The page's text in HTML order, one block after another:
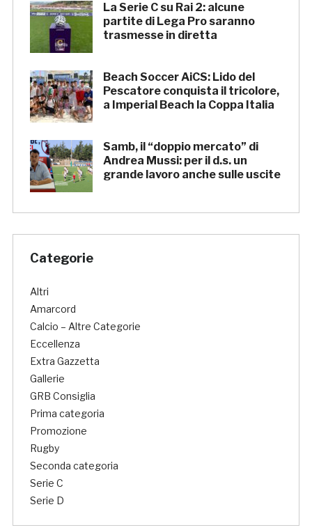
La Serie C su Rai 2: alcune
partite di Lega Pro saranno
trasmesse in diretta
Beach Soccer AiCS: Lido del
Pescatore conquista il tricolore,
a Imperial Beach la Coppa Italia
Samb, il “doppio mercato” di
Andrea Mussi: per il d.s. un
grande lavoro anche sulle uscite
Categorie
Altri
Amarcord
Calcio – Altre Categorie
Eccellenza
Extra Gazzetta
Gallerie
GRB Consiglia
Prima categoria
Promozione
Rugby
Seconda categoria
Serie C
Serie D